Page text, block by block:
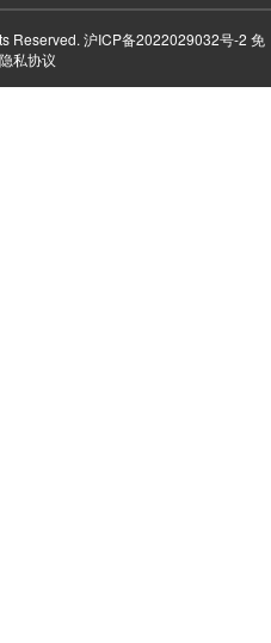
Reserved. 沪ICP备2022029032号-2 免
隐私协议